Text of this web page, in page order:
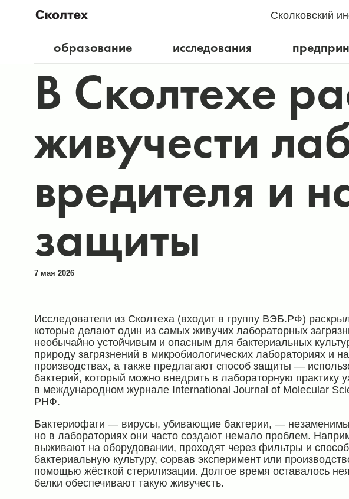
Сколковский
образование
исследования
В Сколтехе
живучести
вредителя и
защиты
7 мая 2026
Исследователи из Сколтеха (входит в группу ВЭБ.РФ)
которые делают один из самых живучих лабораторных
необычайно устойчивым и опасным для бактериальных
природу загрязнений в микробиологических лабораториях и
производствах, а также предлагают способ защиты —
бактерий, который можно внедрить в лабораторную практику
в международном журнале International Journal of Molecular
РНФ.
Бактериофаги — вирусы, убивающие бактерии, —
но в лабораториях они часто создают немало проблем.
выживают на оборудовании, проходят через фильтры и
бактериальную культуру, сорвав эксперимент или
помощью жёсткой стерилизации. Долгое время оставалось
белки обеспечивают такую живучесть.